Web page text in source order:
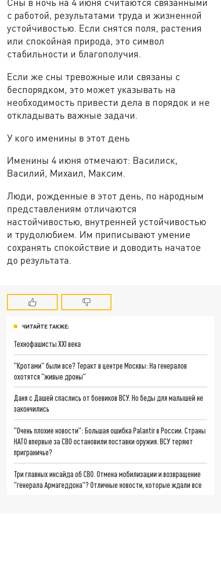
Сны в ночь на 4 июня считаются связанными
с работой, результатами труда и жизненной
устойчивостью. Если снятся поля, растения
или спокойная природа, это символ
стабильности и благополучия.
Если же сны тревожные или связаны с
беспорядком, это может указывать на
необходимость привести дела в порядок и не
откладывать важные задачи.
У кого именины в этот день
Именины 4 июня отмечают: Василиск,
Василий, Михаил, Максим.
Люди, рожденные в этот день, по народным
представлениям отличаются
настойчивостью, внутренней устойчивостью
и трудолюбием. Им приписывают умение
сохранять спокойствие и доводить начатое
до результата.
ЧИТАЙТЕ ТАКЖЕ:
Технофашисты XXI века
"Кротами" были все? Теракт в центре Москвы: На генералов
охотятся "живые дроны"
Даня с Дашей спаслись от боевиков ВСУ. Но беды для малышей не
закончились
"Очень плохие новости": Большая ошибка Palantir в России. Страны
НАТО впервые за СВО остановили поставки оружия. ВСУ теряют
приграничье?
Три главных инсайда об СВО. Отмена мобилизации и возвращение
"генерала Армагеддона"? Отличные новости, которые ждали все